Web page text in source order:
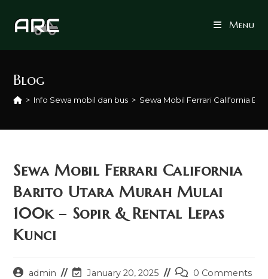
Menu
Blog
> Info Sewa mobil dan bus > Sewa Mobil Ferrari California
Sewa Mobil Ferrari California
Barito Utara Murah Mulai
100k – Sopir & Rental Lepas
Kunci
Postadmin
PostJanuary 20, 2025
Post0 Comments